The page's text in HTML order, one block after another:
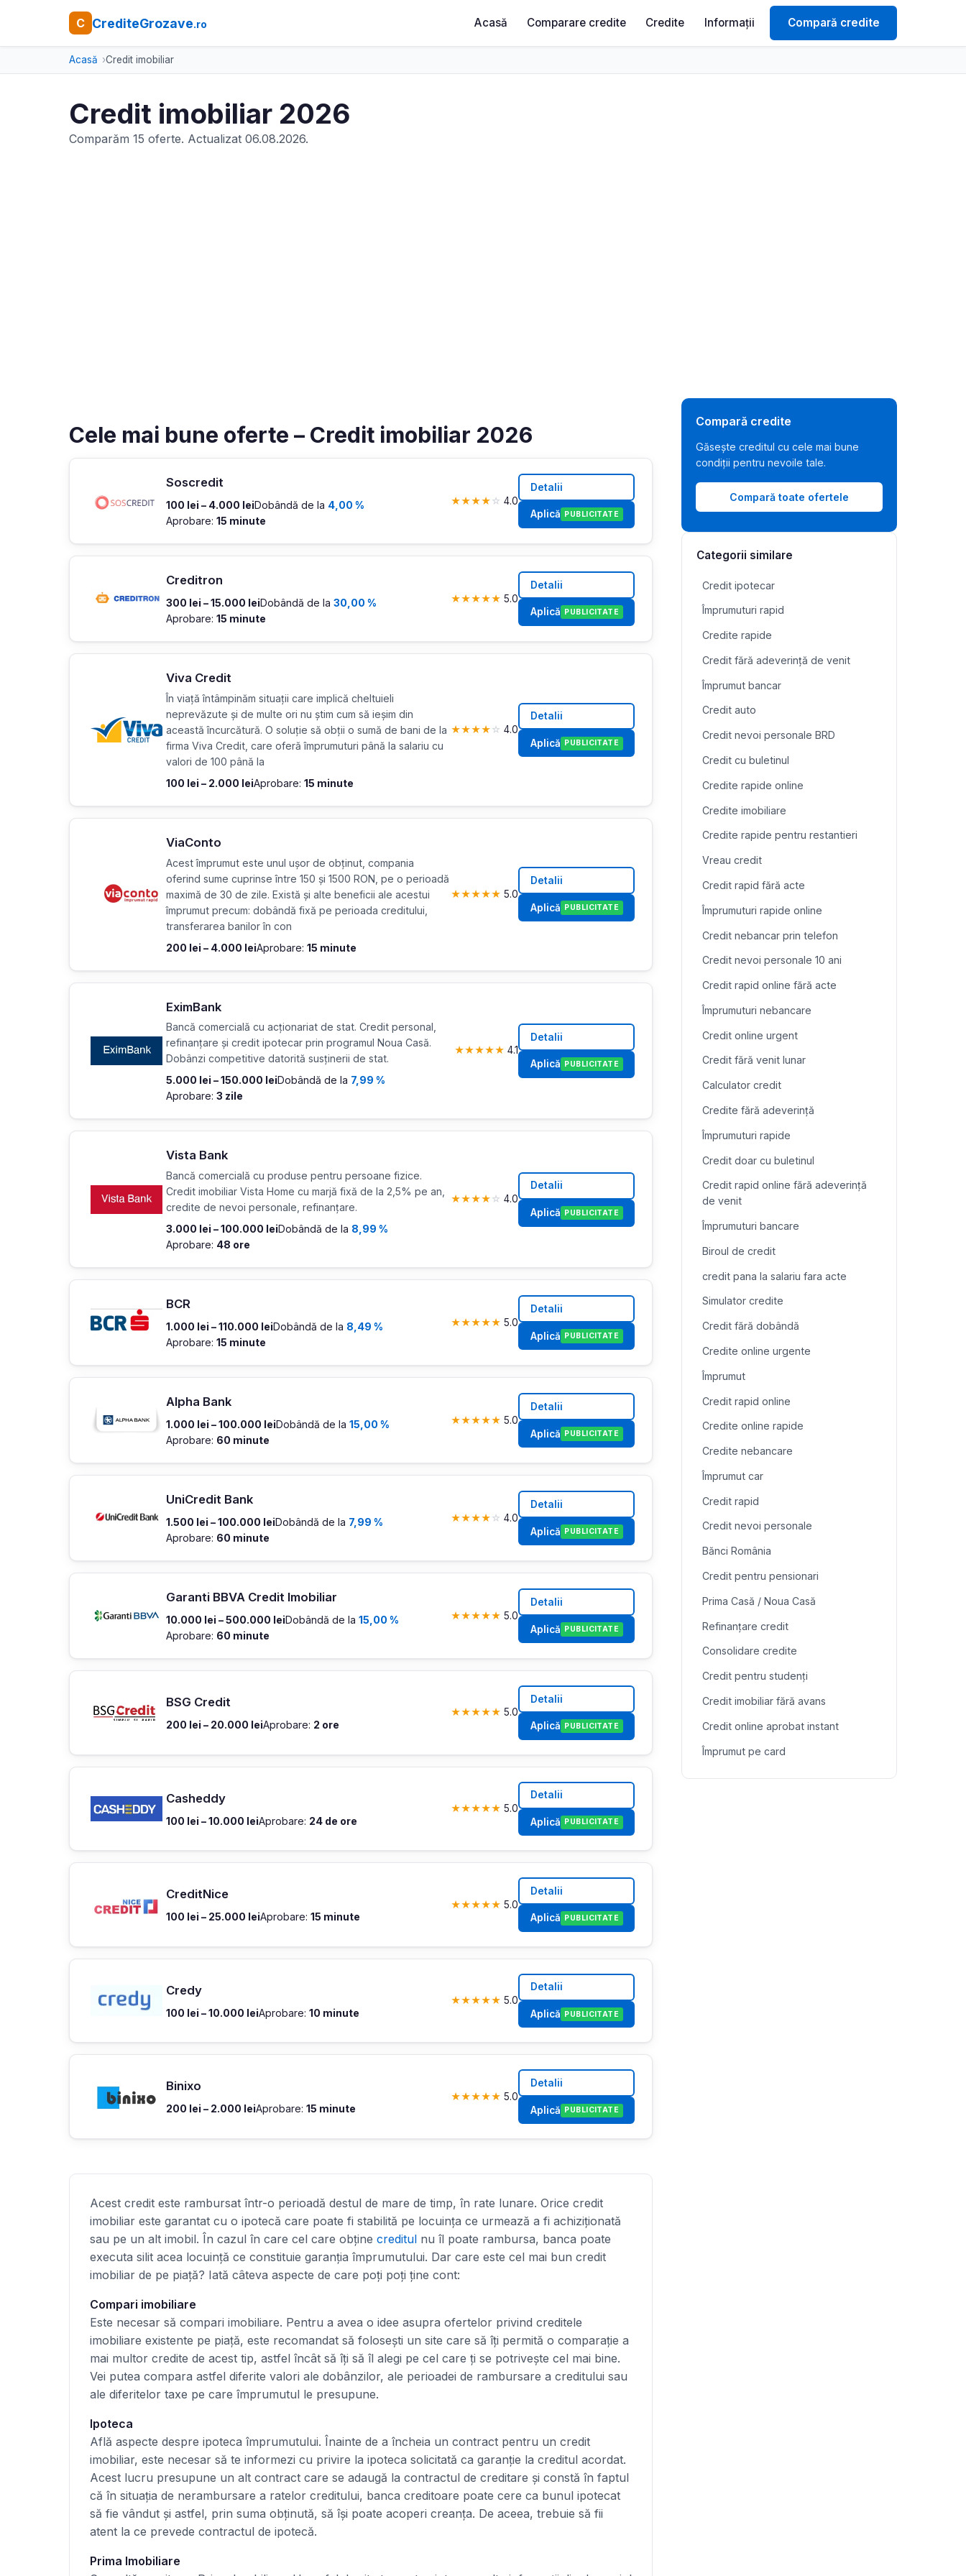
C CrediteGrozave.ro Acasă Comparare credite Credite Informații Compară credite
Acasă Credit imobiliar
Credit imobiliar 2026
Comparăm 15 oferte. Actualizat 06.08.2026.
Cele mai bune oferte – Credit imobiliar 2026
Soscredit
100 lei – 4.000 leiDobândă de la 4,00 %
Aprobare: 15 minute
★★★★☆ 4.0
Detalii
Aplică PUBLICITATE
Creditron
300 lei – 15.000 leiDobândă de la 30,00 %
Aprobare: 15 minute
★★★★★ 5.0
Detalii
Aplică PUBLICITATE
Viva Credit
În viață întâmpinăm situații care implică cheltuieli
neprevăzute și de multe ori nu știm cum să ieșim din
această încurcătură. O soluție să obții o sumă de bani de la
firma Viva Credit, care oferă împrumuturi până la salariu cu
valori de 100 până la
100 lei – 2.000 leiAprobare: 15 minute
★★★★☆ 4.0
Detalii
Aplică PUBLICITATE
ViaConto
Acest împrumut este unul ușor de obținut, compania
oferind sume cuprinse între 150 și 1500 RON, pe o perioadă
maximă de 30 de zile. Există și alte beneficii ale acestui
împrumut precum: dobândă fixă pe perioada creditului,
transferarea banilor în con
200 lei – 4.000 leiAprobare: 15 minute
★★★★★ 5.0
Detalii
Aplică PUBLICITATE
EximBank
Bancă comercială cu acționariat de stat. Credit personal,
refinanțare și credit ipotecar prin programul Noua Casă.
Dobânzi competitive datorită susținerii de stat.
5.000 lei – 150.000 leiDobândă de la 7,99 %
Aprobare: 3 zile
★★★★★ 4.1
Detalii
Aplică PUBLICITATE
Vista Bank
Bancă comercială cu produse pentru persoane fizice.
Credit imobiliar Vista Home cu marjă fixă de la 2,5% pe an,
credite de nevoi personale, refinanțare.
3.000 lei – 100.000 leiDobândă de la 8,99 %
Aprobare: 48 ore
★★★★☆ 4.0
Detalii
Aplică PUBLICITATE
BCR
1.000 lei – 110.000 leiDobândă de la 8,49 %
Aprobare: 15 minute
★★★★★ 5.0
Detalii
Aplică PUBLICITATE
Alpha Bank
1.000 lei – 100.000 leiDobândă de la 15,00 %
Aprobare: 60 minute
★★★★★ 5.0
Detalii
Aplică PUBLICITATE
UniCredit Bank
1.500 lei – 100.000 leiDobândă de la 7,99 %
Aprobare: 60 minute
★★★★☆ 4.0
Detalii
Aplică PUBLICITATE
Garanti BBVA Credit Imobiliar
10.000 lei – 500.000 leiDobândă de la 15,00 %
Aprobare: 60 minute
★★★★★ 5.0
Detalii
Aplică PUBLICITATE
BSG Credit
200 lei – 20.000 leiAprobare: 2 ore
★★★★★ 5.0
Detalii
Aplică PUBLICITATE
Casheddy
100 lei – 10.000 leiAprobare: 24 de ore
★★★★★ 5.0
Detalii
Aplică PUBLICITATE
CreditNice
100 lei – 25.000 leiAprobare: 15 minute
★★★★★ 5.0
Detalii
Aplică PUBLICITATE
Credy
100 lei – 10.000 leiAprobare: 10 minute
★★★★★ 5.0
Detalii
Aplică PUBLICITATE
Binixo
200 lei – 2.000 leiAprobare: 15 minute
★★★★★ 5.0
Detalii
Aplică PUBLICITATE
Acest credit este rambursat într-o perioadă destul de mare de timp, în rate lunare. Orice credit
imobiliar este garantat cu o ipotecă care poate fi stabilită pe locuința ce urmează a fi achiziționată
sau pe un alt imobil. În cazul în care cel care obține creditul nu îl poate rambursa, banca poate
executa silit acea locuință ce constituie garanția împrumutului. Dar care este cel mai bun credit
imobiliar de pe piață? Iată câteva aspecte de care poți poți ține cont:
Compari imobiliare
Este necesar să compari imobiliare. Pentru a avea o idee asupra ofertelor privind creditele
imobiliare existente pe piață, este recomandat să folosești un site care să îți permită o comparație a
mai multor credite de acest tip, astfel încât să îți să îl alegi pe cel care ți se potrivește cel mai bine.
Vei putea compara astfel diferite valori ale dobânzilor, ale perioadei de rambursare a creditului sau
ale diferitelor taxe pe care împrumutul le presupune.
Ipoteca
Află aspecte despre ipoteca împrumutului. Înainte de a încheia un contract pentru un credit
imobiliar, este necesar să te informezi cu privire la ipoteca solicitată ca garanție la creditul acordat.
Acest lucru presupune un alt contract care se adaugă la contractul de creditare și constă în faptul
că în situația de nerambursare a ratelor creditului, banca creditoare poate cere ca bunul ipotecat
să fie vândut și astfel, prin suma obținută, să își poate acoperi creanța. De aceea, trebuie să fii
atent la ce prevede contractul de ipotecă.
Prima Imobiliare
Compară credite
Găsește creditul cu cele mai bune
condiții pentru nevoile tale.
Compară toate ofertele
Categorii similare
Credit ipotecar
Împrumuturi rapid
Credite rapide
Credit fără adeverință de venit
Împrumut bancar
Credit auto
Credit nevoi personale BRD
Credit cu buletinul
Credite rapide online
Credite imobiliare
Credite rapide pentru restantieri
Vreau credit
Credit rapid fără acte
Împrumuturi rapide online
Credit nebancar prin telefon
Credit nevoi personale 10 ani
Credit rapid online fără acte
Împrumuturi nebancare
Credit online urgent
Credit fără venit lunar
Calculator credit
Credite fără adeverință
Împrumuturi rapide
Credit doar cu buletinul
Credit rapid online fără adeverință
de venit
Împrumuturi bancare
Biroul de credit
credit pana la salariu fara acte
Simulator credite
Credit fără dobândă
Credite online urgente
Împrumut
Credit rapid online
Credite online rapide
Credite nebancare
Împrumut car
Credit rapid
Credit nevoi personale
Bănci România
Credit pentru pensionari
Prima Casă / Noua Casă
Refinanțare credit
Consolidare credite
Credit pentru studenți
Credit imobiliar fără avans
Credit online aprobat instant
Împrumut pe card